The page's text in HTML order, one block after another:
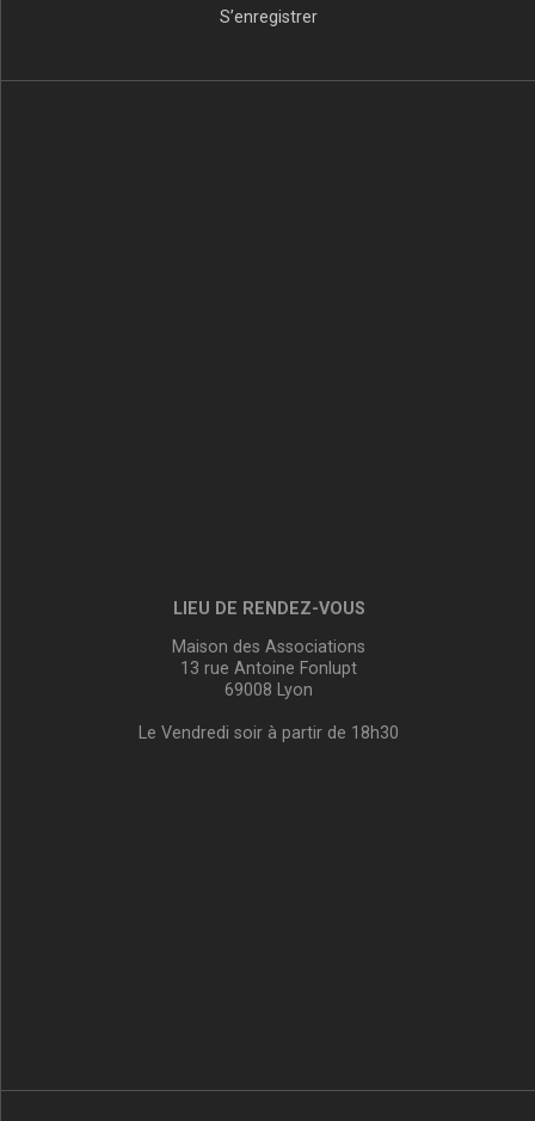
S’enregistrer
LIEU DE RENDEZ-VOUS
Maison des Associations
13 rue Antoine Fonlupt
69008 Lyon
Le Vendredi soir à partir de 18h30